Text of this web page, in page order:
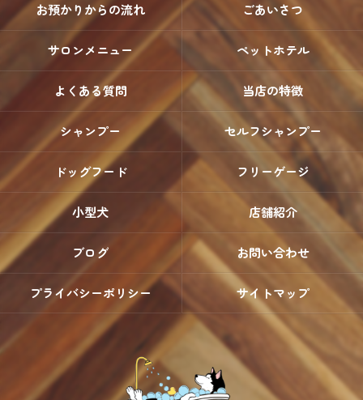
お預かりからの流れ ごあいさつ
サロンメニュー ペットホテル
よくある質問 当店の特徴
シャンプー セルフシャンプー
ドッグフード フリーゲージ
小型犬 店舗紹介
ブログ お問い合わせ
プライバシーポリシー サイトマップ